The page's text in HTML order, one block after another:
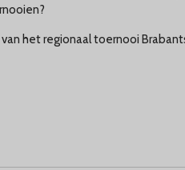
het regionaal toernooi